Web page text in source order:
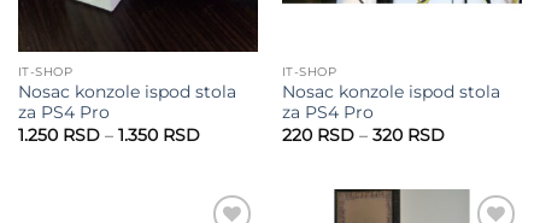
IT-SHOP
Nosac konzole ispod stola
za PS4 Pro
1.250 RSD – 1.350 RSDRaspon
do
1.350 RSD
IT-SHOP
Nosac konzole ispod stola
za PS4 Pro
220 RSD – 320 RSDRaspon
320 RSD